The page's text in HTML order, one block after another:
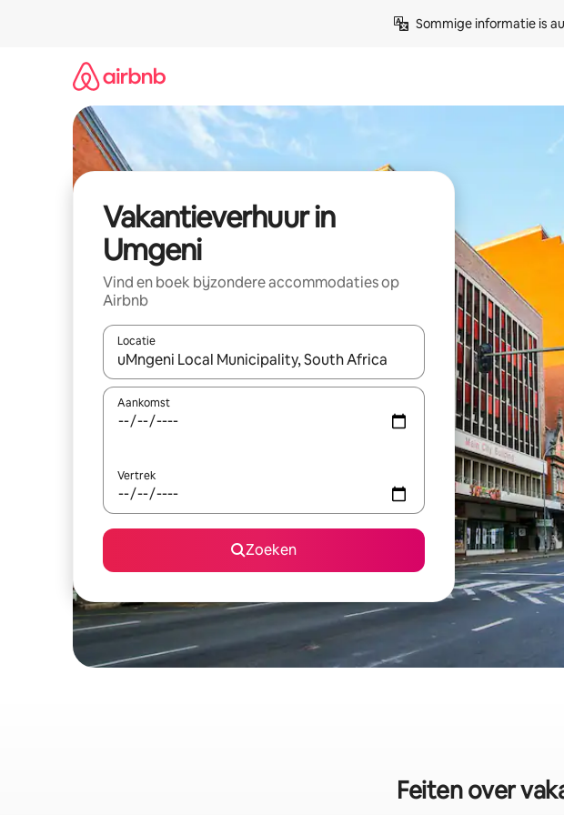
Sommige informatie is
Vakantieverhuur in
Umgeni
Vind en boek bijzondere accommodaties op
Airbnb
Locatie
Wanneer er suggesties beschikbaar zijn, maak je een keuze met je de
Aankomst
Vertrek
Zoeken
Feiten over